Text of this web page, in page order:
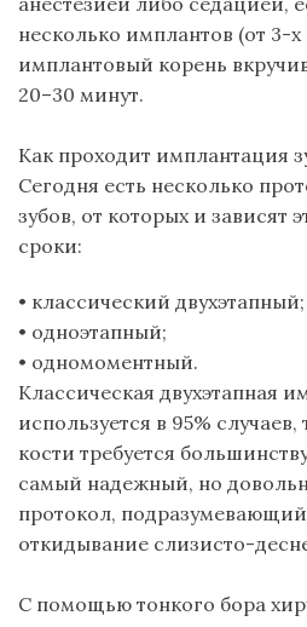
несколько имплантов (от 3-
имплантовый корень
20–30 минут.
Как проходит имплантация
Сегодня есть несколько
зубов, от которых и зависят
сроки:
• классический двухэтапный;
• одноэтапный;
• одномоментный.
Классическая двухэтапная
используется в 95%
кости требуется
самый надежный, но
протокол, подразумевающий
откидывание слизисто-
С помощью тонкого бора